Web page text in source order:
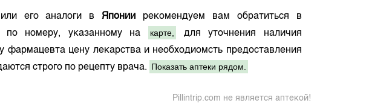
его аналоги вЯпонии рекомендуем вам обратиться в
по номеру, указанному на карте,
для уточнения наличия
фармацевта цену лекарства и необходиомсть предоставления
строго по рецепту врача. Показать аптеки рядом.
Pillintrip.com не является аптекой!